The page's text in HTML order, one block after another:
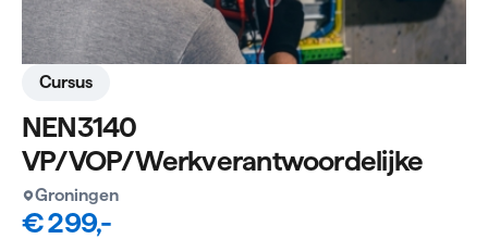
NEN3140
VP/VOP/Werkverantwoordelijke
Cursus
Groningen
€ 299,-